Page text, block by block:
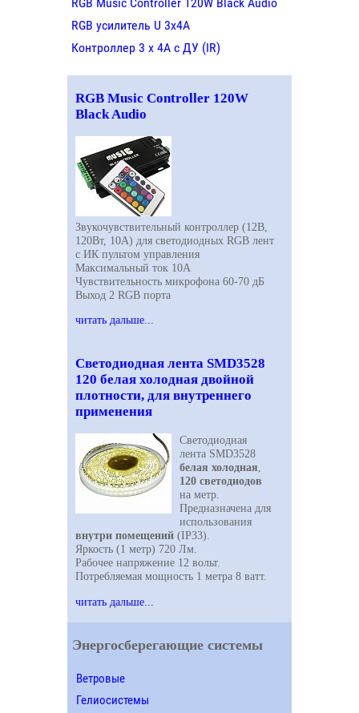
RGB усилитель U 3х4A
Контроллер 3 х 4А с ДУ (IR)
RGB Music Controller 120W
Black Audio
Звукочувствительный контроллер (12В,
120Вт, 10A) для светодиодных RGB лент
с ИК пультом управления
Максимальный ток 10А
Чувствительность микрофона 60-70 дБ
Выход 2 RGB порта
читать дальше...
Светодиодная лента SMD3528
120 белая холодная двойной
плотности, для внутреннего
применения
Светодиодная
лента SMD3528
белая холодная
120 светодиодов
на метр.
Предназначена для
использования
внутри помещений (IP33).
Яркость (1 метр) 720 Лм.
Рабочее напряжение 12 вольт.
Потребляемая мощность 1 метра 8 ватт.
читать дальше...
Энергосберегающие системы
Ветровые
Гелиосистемы